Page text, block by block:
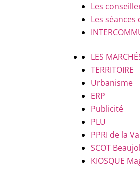
Les
Les
LES
TERRITOIRE
Urbanisme
ERP
Publicité
PLU
PPRI de la
SCOT
KIOSQUE